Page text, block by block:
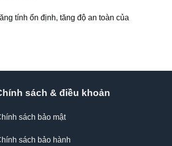
tính ổn định, tăng độ an toàn của
sách & điều khoản
sách bảo mật
sách bảo hành